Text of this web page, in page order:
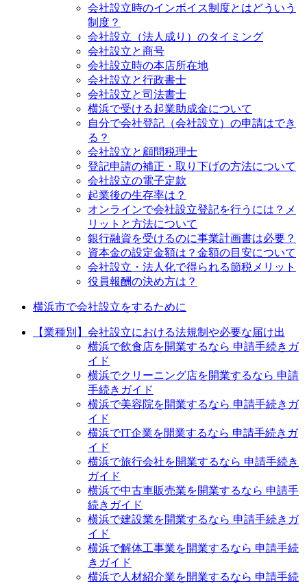
会社設立時のインボイス制度とはどういう
制度？
会社設立（法人成り）のタイミング
会社設立と商号
会社設立時の本店所在地
会社設立と行政書士
会社設立と司法書士
横浜で受ける起業助成金について
自分で会社登記（会社設立）の申請はでき
る？
会社設立と顧問税理士
登記申請の補正・取り下げの方法について
会社設立の電子定款
起業後の生存率は？
オンラインで会社設立登記を行うには？メ
リットと方法について
銀行融資を受けるのに事業計画書は必要？
資本金の設定金額は？金額の目安について
会社設立・法人化で得られる節税メリット
役員報酬の決め方は？
横浜市で会社設立をするために
【業種別】会社設立における法規制や必要な届け出
横浜で飲食店を開業するなら 申請手続きガ
イド
横浜でクリーニング店を開業するなら 申請
手続きガイド
横浜で美容院を開業するなら 申請手続きガ
イド
横浜でIT企業を開業するなら 申請手続きガ
イド
横浜で旅行会社を開業するなら 申請手続き
ガイド
横浜で中古車販売業を開業するなら 申請手
続きガイド
横浜で建設業を開業するなら 申請手続きガ
イド
横浜で解体工事業を開業するなら 申請手続
きガイド
横浜で人材紹介業を開業するなら 申請手続